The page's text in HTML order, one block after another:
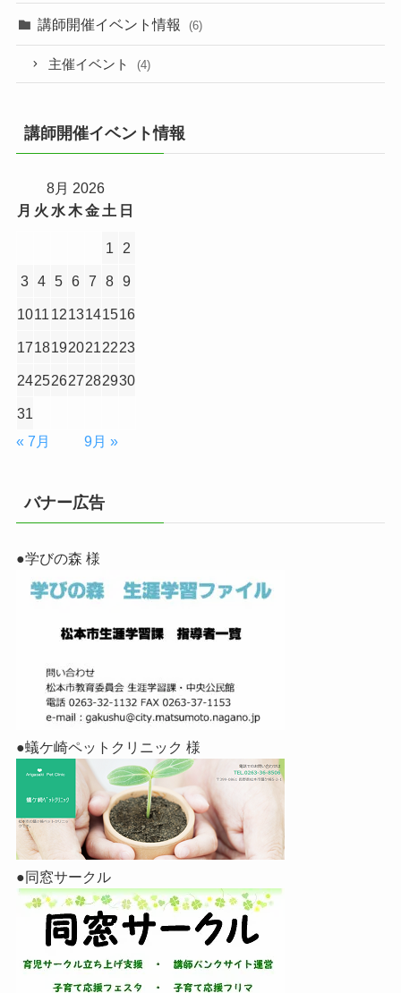
講師開催イベント情報 (6)
主催イベント (4)
講師開催イベント情報
8月 2026
月 火 水木金 土 日
1 2
3 4 5 6 7 8 9
1011 1213141516
17181920212223
24252627282930
31
« 7月
9月 »
バナー広告
●学びの森 様
●蟻ケ崎ペットクリニック 様
●同窓サークル